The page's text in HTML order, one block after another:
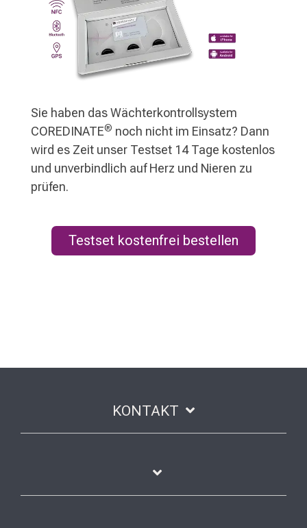
Sie haben das Wächterkontrollsystem
COREDINATE® noch nicht im Einsatz? Dann
wird es Zeit unser Testset 14 Tage kostenlos
und unverbindlich auf Herz und Nieren zu
prüfen.
Testset kostenfrei bestellen
KONTAKT